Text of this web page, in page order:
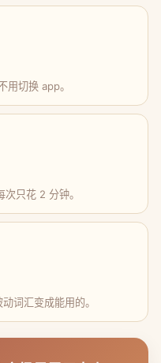
用切换 app。
只花 2 分钟。
词汇变成能用的。